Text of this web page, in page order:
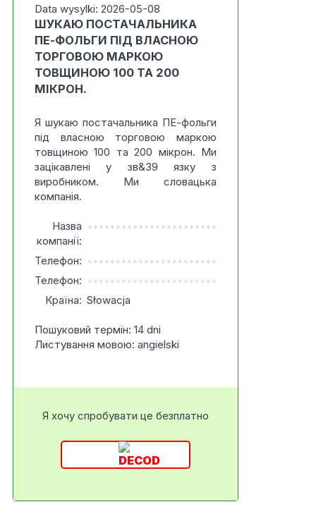
Data wysylki: 2026-05-08
ШУКАЮ ПОСТАЧАЛЬНИКА
ПЕ-ФОЛЬГИ ПІД ВЛАСНОЮ
ТОРГОВОЮ МАРКОЮ
ТОВЩИНОЮ 100 ТА 200
МІКРОН.
Я шукаю постачальника ПЕ-фольги
під власною торговою маркою
товщиною 100 та 200 мікрон. Ми
зацікавлені у зв&39 язку з
виробником. Ми словацька
компанія.
Назва
компанії:
***********************
Телефон: ***********************
Телефон: ***********************
Країна: Słowacja
Пошуковий термін: 14 dni
Листування мовою: angielski
Я хочу спробувати це безплатно